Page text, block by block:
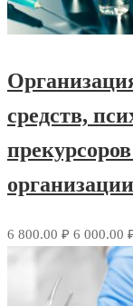
средств,
организации
6 800.00 ₽ 6 000.00